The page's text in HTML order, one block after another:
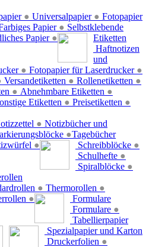
● Universalpapier ●
Papier ●
Papier ●
Fotopapier
● Fotopapier für Laserdrucker ●
Selbstklebende
Etiketten
Versandetiketten ● Rollenetiketten ●
● Abnehmbare Etiketten ●
Etiketten ● Preisetiketten ●
Haftnotizen
und
●
●
●
Notizbücher und
Tagebücher
Schreibblöcke ●
Schulhefte ●
Spiralblöcke ●
● Thermorollen ●
●
Formulare
Formulare ●
Tabellierpapier
Spezialpapier und Karton
Druckerfolien ●